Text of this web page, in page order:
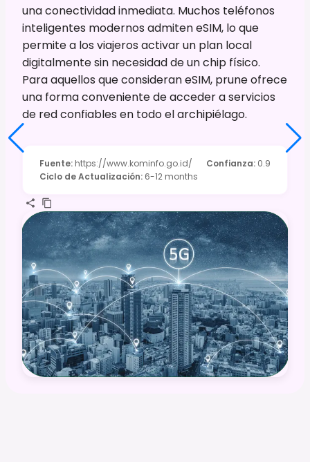
una conectividad inmediata. Muchos teléfonos
inteligentes modernos admiten eSIM, lo que
permite a los viajeros activar un plan local
digitalmente sin necesidad de un chip físico.
Para aquellos que consideran eSIM, prune ofrece
una forma conveniente de acceder a servicios
de red confiables en todo el archipiélago.
Fuente: https://www.kominfo.go.id/ Confianza: 0.9
Ciclo de Actualización: 6-12 months